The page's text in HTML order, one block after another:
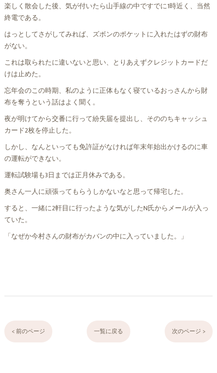
楽しく散会した後、気が付いたら山手線の中ですでに1時近く、当然
終電である。
はっとしてさがしてみれば、ズボンのポケットに入れたはずの財布
がない。
これは取られたに違いないと思い、とりあえずクレジットカードだ
けは止めた。
忘年会のこの時期、私のように正体もなく寝ているおっさんから財
布を奪うという話はよく聞く。
夜が明けてから交番に行って紛失届を提出し、そののちキャッシュ
カード2枚を停止した。
しかし、なんといっても免許証がなければ年末年始出かけるのに車
の運転ができない。
運転試験場も3日までは正月休みである。
奥さん一人に頑張ってもらうしかないなと思って帰宅した。
すると、一緒に2軒目に行ったような気がしたN氏からメールが入っ
ていた。
「なぜか今村さんの財布がカバンの中に入っていました。」
< 前のページ 一覧に戻る 次のページ >